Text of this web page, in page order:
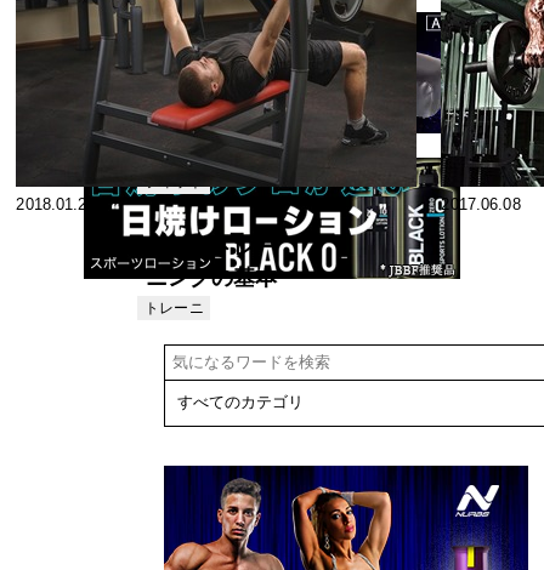
ビル･テキスト
47 指導者のた
めのからだづ
くりの科学 各
論Ⅲ(生理学的
事項) 3.筋
スペシャ
リスト
クロスフィッ
ト代官山のコ
ーチに聞く、
クロスフィッ
トのメリット
ネス
2018.03.01
2018.01.25
高頻度トレー
ニングの基本
パターンの内
トレーニ
2017.06.08